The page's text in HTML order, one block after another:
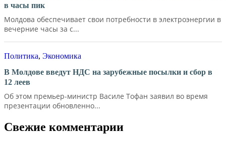
в часы пик
Молдова обеспечивает свои потребности в электроэнергии в
вечерние часы за с...
Политика, Экономика
В Молдове введут НДС на зарубежные посылки и сбор в
12 леев
Об этом премьер-министр Василе Тофан заявил во время
презентации обновленно...
Свежие комментарии